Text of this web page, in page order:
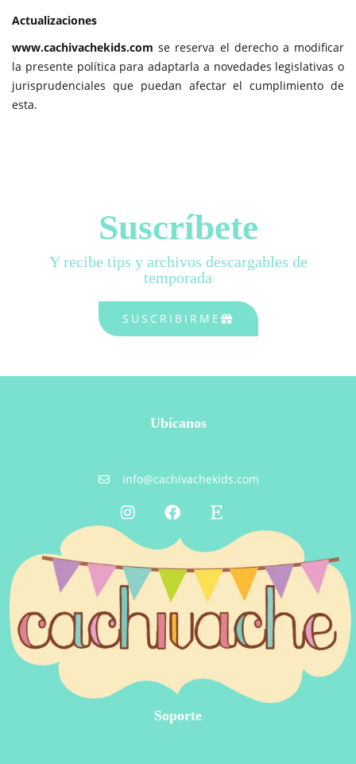
Actualizaciones
www.cachivachekids.comse reserva el derecho a modificar
la presente política para adaptarla a novedades legislativas o
jurisprudenciales que puedan afectar el cumplimiento de
esta.
Suscríbete
Y recibe tips y archivos descargables de
temporada
SUSCRIBIRME
Ubícanos
info@cachivachekids.com
Soporte